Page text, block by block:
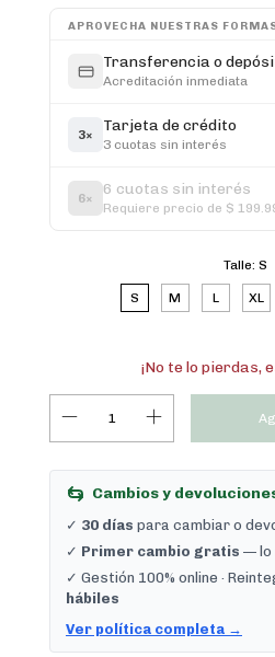
APROVECHA NUESTRAS
Transferencia o
Acreditación inmediata
3×
Tarjeta de crédito
3 cuotas sin interés
6×
6 cuotas sin interés
Requiere precio de $
Talle: S
S M L XL
¡No te lo pierdas,
Cambios y
✓ 30 días para cambiar o
✓ Primer cambio gratis — lo
✓ Gestión 100% online ·
hábiles
Ver política completa →